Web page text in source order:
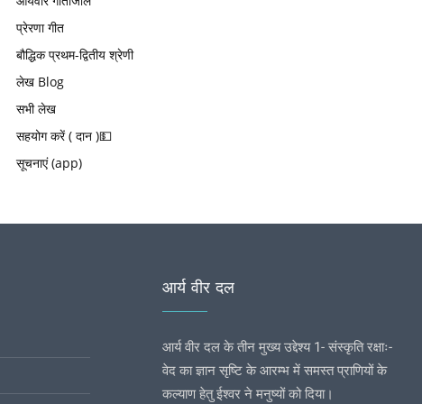
प्रेरणा गीत
बौद्धिक प्रथम-द्वितीय श्रेणी
लेख Blog
सभी लेख
सहयोग करें ( दान )💵
सूचनाएं (app)
आर्य वीर दल
आर्य वीर दल के तीन मुख्य उद्देश्य 1- संस्कृति रक्षाः-
वेद का ज्ञान सृष्टि के आरम्भ में समस्त प्राणियों के
कल्याण हेतु ईश्वर ने मनुष्यों को दिया।